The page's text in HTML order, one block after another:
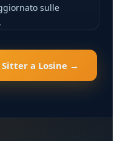
sulle
a Losine →